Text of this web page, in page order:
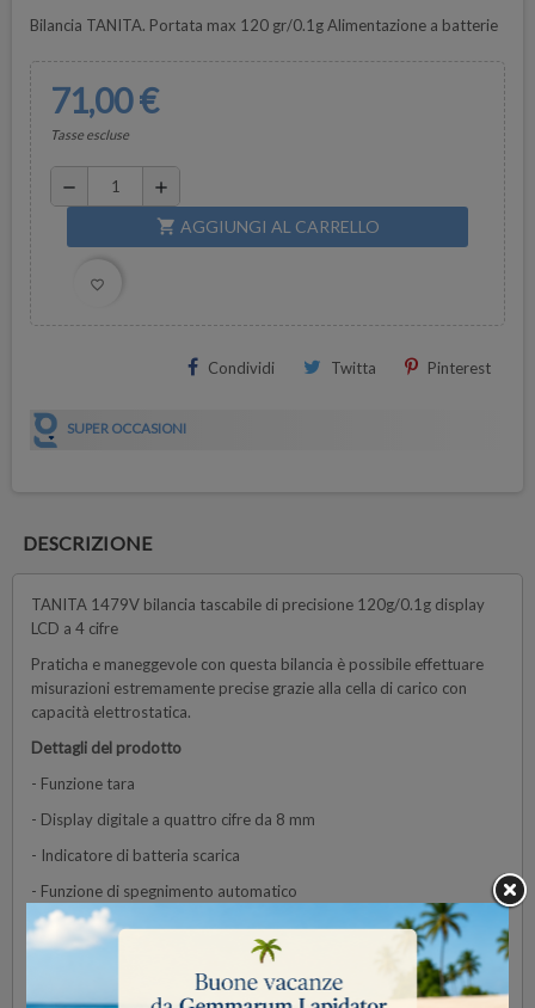
Bilancia TANITA. Portata max 120 gr/0.1g Alimentazione a batterie
71,00 €
Tasse escluse
remove add
shopping_cart AGGIUNGI AL CARRELLO
favorite_border
Condividi Twitta Pinterest
SUPER OCCASIONI
DESCRIZIONE
TANITA 1479V bilancia tascabile di precisione 120g/0.1g display
LCD a 4 cifre
Praticha e maneggevole con questa bilancia è possibile effettuare
misurazioni estremamente precise grazie alla cella di carico con
capacità elettrostatica.
Dettagli del prodotto
- Funzione tara
- Display digitale a quattro cifre da 8 mm
- Indicatore di batteria scarica
- Funzione di spegnimento automatico
Dati tecnici
Suddivisione: 0.1g (precisione: +- 0.1g)